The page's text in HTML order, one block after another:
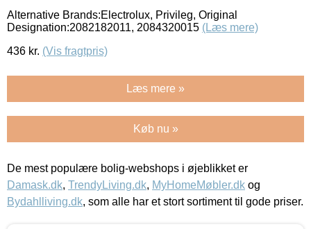
Alternative Brands:Electrolux, Privileg, Original
Designation:2082182011, 2084320015 (Læs mere)
436 kr. (Vis fragtpris)
Læs mere »
Køb nu »
De mest populære bolig-webshops i øjeblikket er
Damask.dk, TrendyLiving.dk, MyHomeMøbler.dk og
Bydahlliving.dk, som alle har et stort sortiment til gode priser.